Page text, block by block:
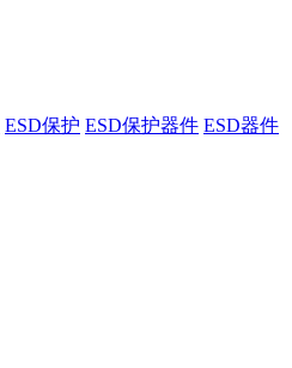
ESD保护 ESD保护器件 ESD器件